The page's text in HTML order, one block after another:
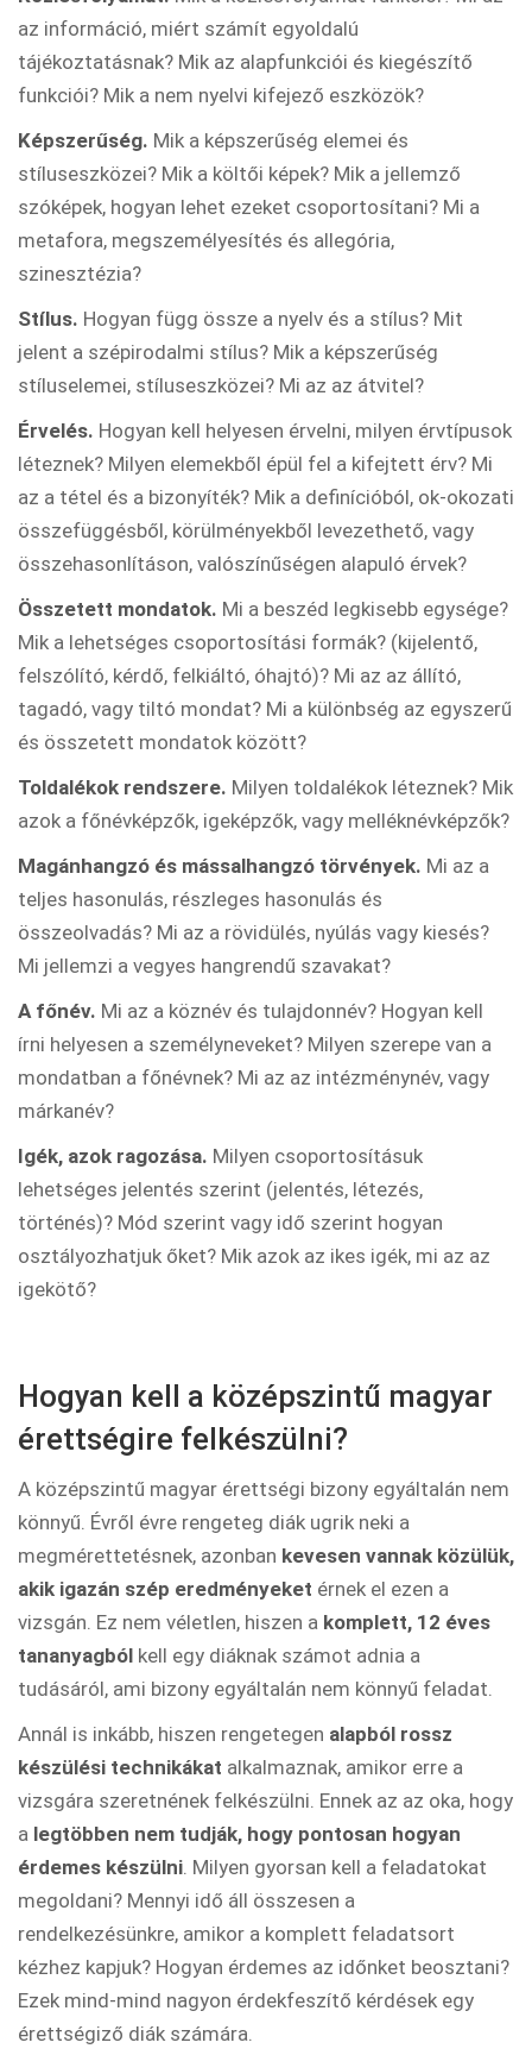
az információ, miért számít egyoldalú
tájékoztatásnak? Mik az alapfunkciói és kiegészítő
funkciói? Mik a nem nyelvi kifejező eszközök?
Képszerűség. Mik a képszerűség elemei és
stíluseszközei? Mik a költői képek? Mik a jellemző
szóképek, hogyan lehet ezeket csoportosítani? Mi a
metafora, megszemélyesítés és allegória,
szinesztézia?
Stílus. Hogyan függ össze a nyelv és a stílus? Mit
jelent a szépirodalmi stílus? Mik a képszerűség
stíluselemei, stíluseszközei? Mi az az átvitel?
Érvelés. Hogyan kell helyesen érvelni, milyen érvtípusok
léteznek? Milyen elemekből épül fel a kifejtett érv? Mi
az a tétel és a bizonyíték? Mik a definícióból, ok-okozati
összefüggésből, körülményekből levezethető, vagy
összehasonlításon, valószínűségen alapuló érvek?
Összetett mondatok. Mi a beszéd legkisebb egysége?
Mik a lehetséges csoportosítási formák? (kijelentő,
felszólító, kérdő, felkiáltó, óhajtó)? Mi az az állító,
tagadó, vagy tiltó mondat? Mi a különbség az egyszerű
és összetett mondatok között?
Toldalékok rendszere. Milyen toldalékok léteznek? Mik
azok a főnévképzők, igeképzők, vagy melléknévképzők?
Magánhangzó és mássalhangzó törvények. Mi az a
teljes hasonulás, részleges hasonulás és
összeolvadás? Mi az a rövidülés, nyúlás vagy kiesés?
Mi jellemzi a vegyes hangrendű szavakat?
A főnév. Mi az a köznév és tulajdonnév? Hogyan kell
írni helyesen a személyneveket? Milyen szerepe van a
mondatban a főnévnek? Mi az az intézménynév, vagy
márkanév?
Igék, azok ragozása. Milyen csoportosításuk
lehetséges jelentés szerint (jelentés, létezés,
történés)? Mód szerint vagy idő szerint hogyan
osztályozhatjuk őket? Mik azok az ikes igék, mi az az
igekötő?
Hogyan kell a középszintű magyar
érettségire felkészülni?
A középszintű magyar érettségi bizony egyáltalán nem
könnyű. Évről évre rengeteg diák ugrik neki a
megmérettetésnek, azonban kevesen vannak közülük,
akik igazán szép eredményeket érnek el ezen a
vizsgán. Ez nem véletlen, hiszen a komplett, 12 éves
tananyagból kell egy diáknak számot adnia a
tudásáról, ami bizony egyáltalán nem könnyű feladat.
Annál is inkább, hiszen rengetegen alapból rossz
készülési technikákat alkalmaznak, amikor erre a
vizsgára szeretnének felkészülni. Ennek az az oka, hogy
a legtöbben nem tudják, hogy pontosan hogyan
érdemes készülni. Milyen gyorsan kell a feladatokat
megoldani? Mennyi idő áll összesen a
rendelkezésünkre, amikor a komplett feladatsort
kézhez kapjuk? Hogyan érdemes az időnket beosztani?
Ezek mind-mind nagyon érdekfeszítő kérdések egy
érettségiző diák számára.